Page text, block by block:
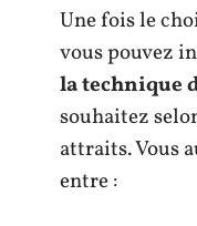
Une fois le
vous pouvez
la technique
souhaitez
attraits. Vous
entre :